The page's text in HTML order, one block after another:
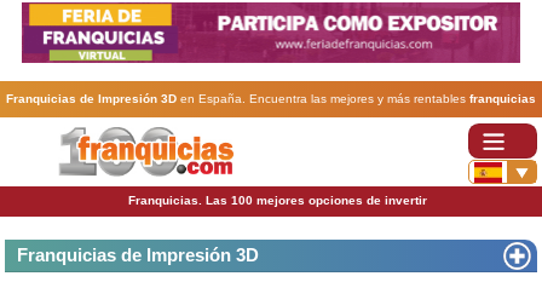
Franquicias de Impresión 3D en España. Encuentra las mejores y más rentables franquicias
de Impresión 3D. Abre tu negocio a través de una franquicia barata, rentable y segura.
Franquicias. Las 100 mejores opciones de invertir
Franquicias de Impresión 3D